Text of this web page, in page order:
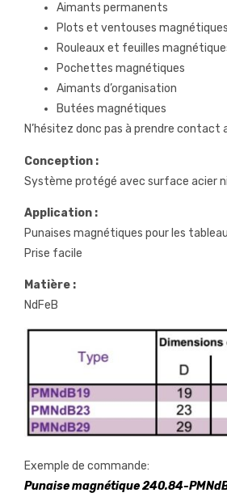
Aimants permanents
Plots et ventouses magnétiques
Rouleaux et feuilles
Pochettes magnétiques
Aimants d’organisation
Butées magnétiques
N’hésitez donc pas à prendre contact
Conception :
Système protégé avec surface acier
Application :
Punaises magnétiques pour les
Prise facile
Matière :
NdFeB
Exemple de commande:
Punaise magnétique 240.84-